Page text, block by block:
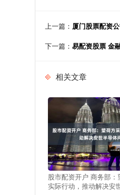
上一篇： 厦门股票配资
下一篇： 易配资股票 金
相关文章
股市配资开户 商务部：
实际行动，推动解决安